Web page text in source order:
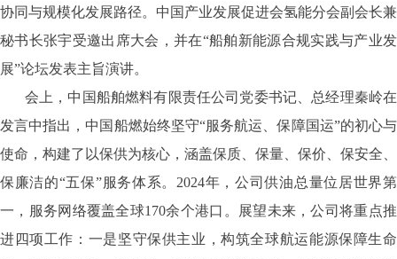
协同与规模化发展路径。中国产业发展促进会氢能分会副会长兼
秘书长张宇受邀出席大会，并在“船舶新能源合规实践与产业发
展”论坛发表主旨演讲。
会上，中国船舶燃料有限责任公司党委书记、总经理秦岭在
发言中指出，中国船燃始终坚守“服务航运、保障国运”的初心与
使命，构建了以保供为核心，涵盖保质、保量、保价、保安全、
保廉洁的“五保”服务体系。2024年，公司供油总量位居世界第
一，服务网络覆盖全球170余个港口。展望未来，公司将重点推
进四项工作：一是坚守保供主业，构筑全球航运能源保障生命